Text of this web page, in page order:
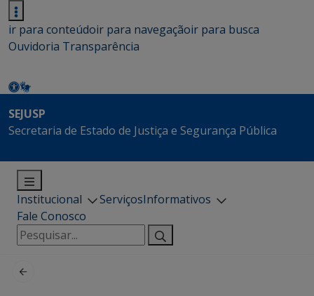
ir para conteúdoir para navegaçãoir para busca
Ouvidoria Transparência
SEJUSP
Secretaria de Estado de Justiça e Segurança Pública
Institucional ServiçosInformativos
Fale Conosco
Pesquisar
por: